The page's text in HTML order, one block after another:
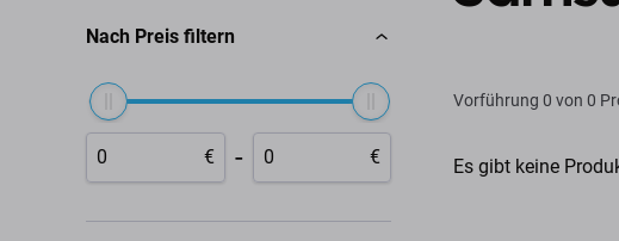
Nach Preis filtern
€ - €
Vorführung 0 von 0
Es gibt keine